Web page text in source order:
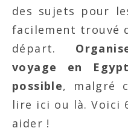
des sujets pour
facilement trouvé
départ.
voyage en
possible, malgré
lire ici ou là. Voici
aider !